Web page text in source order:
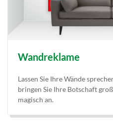
Wandreklame
Lassen Sie Ihre Wände
bringen Sie Ihre Botschaft
magisch an.